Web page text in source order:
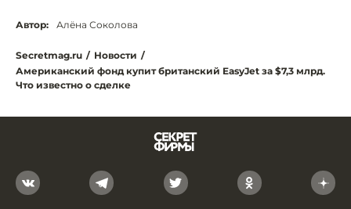
Автор: Алёна Соколова
Secretmag.ru / Новости /
Американский фонд купит британский EasyJet за $7,3 млрд.
Что известно о сделке